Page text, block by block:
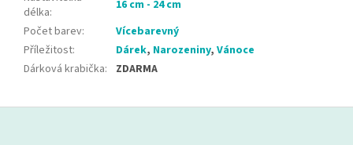
délka:
16 cm - 24 cm
Počet barev:
Vícebarevný
Příležitost: Dárek, Narozeniny, Vánoce
Dárková krabička: ZDARMA